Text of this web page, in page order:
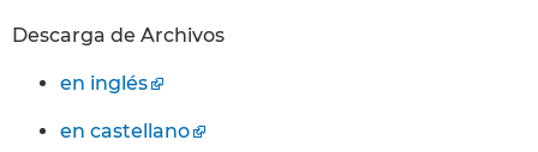
Descarga de Archivos
en inglés
en castellano